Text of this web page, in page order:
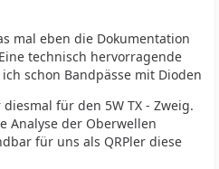
mal eben die Dokumentation
technisch hervorragende
schon Bandpässe mit Dioden
für den 5W TX - Zweig.
Analyse der Oberwellen
für uns als QRPler diese